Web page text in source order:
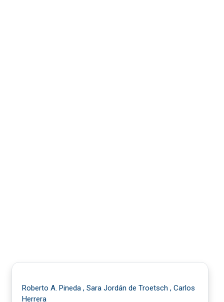
Roberto A. Pineda , Sara Jordán de Troetsch , Carlos
Herrera